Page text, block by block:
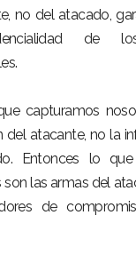
no del atacado,
de
capturamos
del atacante, no la
Entonces lo
las armas del
de